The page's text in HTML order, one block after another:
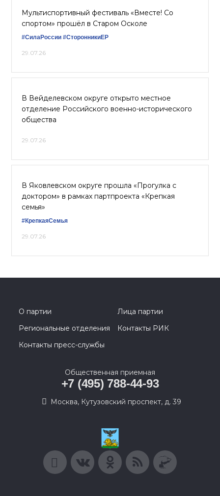
Мультиспортивный фестиваль «Вместе! Со
спортом» прошёл в Старом Осколе
#СилаРоссии #СторонникиЕР
29.07.26
В Вейделевском округе открыто местное
отделение Российского военно-исторического
общества
29.07.26
В Яковлевском округе прошла «Прогулка с
доктором» в рамках партпроекта «Крепкая
семья»
#КрепкаяСемья
29.07.26
О партии
Лица партии
Региональные отделения
Контакты РИК
Контакты пресс-службы
Общественная приемная
+7 (495) 788-44-93
Москва, Кутузовский проспект, д. 39